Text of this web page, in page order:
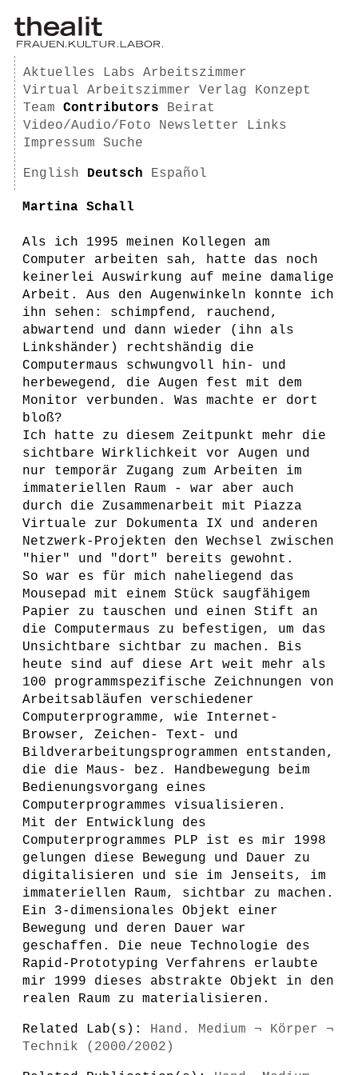
Aktuelles Labs
Arbeitszimmer
Virtual Arbeitszimmer
Verlag
Konzept
Team
Contributors
Beirat
Video/Audio/Foto
Newsletter
Links
Impressum
Suche
English Deutsch Español
Martina Schall
Als ich 1995 meinen Kollegen am
Computer arbeiten sah, hatte das noch
keinerlei Auswirkung auf meine damalige
Arbeit. Aus den Augenwinkeln konnte ich
ihn sehen: schimpfend, rauchend,
abwartend und dann wieder (ihn als
Linkshänder) rechtshändig die
Computermaus schwungvoll hin- und
herbewegend, die Augen fest mit dem
Monitor verbunden. Was machte er dort
bloß?
Ich hatte zu diesem Zeitpunkt mehr die
sichtbare Wirklichkeit vor Augen und
nur temporär Zugang zum Arbeiten im
immateriellen Raum - war aber auch
durch die Zusammenarbeit mit Piazza
Virtuale zur Dokumenta IX und anderen
Netzwerk-Projekten den Wechsel zwischen
"hier" und "dort" bereits gewohnt.
So war es für mich naheliegend das
Mousepad mit einem Stück saugfähigem
Papier zu tauschen und einen Stift an
die Computermaus zu befestigen, um das
Unsichtbare sichtbar zu machen. Bis
heute sind auf diese Art weit mehr als
100 programmspezifische Zeichnungen von
Arbeitsabläufen verschiedener
Computerprogramme, wie Internet-
Browser, Zeichen- Text- und
Bildverarbeitungsprogrammen entstanden,
die die Maus- bez. Handbewegung beim
Bedienungsvorgang eines
Computerprogrammes visualisieren.
Mit der Entwicklung des
Computerprogrammes PLP ist es mir 1998
gelungen diese Bewegung und Dauer zu
digitalisieren und sie im Jenseits, im
immateriellen Raum, sichtbar zu machen.
Ein 3-dimensionales Objekt einer
Bewegung und deren Dauer war
geschaffen. Die neue Technologie des
Rapid-Prototyping Verfahrens erlaubte
mir 1999 dieses abstrakte Objekt in den
realen Raum zu materialisieren.
Related Lab(s): Hand. Medium ¬ Körper ¬
Technik (2000/2002)